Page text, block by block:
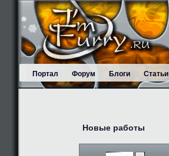
Портал Форум Блоги Статьи
Новые работы